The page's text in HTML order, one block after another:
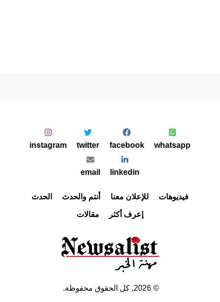
©
2026, كل الحقوق محفوظة.
فيديوهات للإعلان معنا أنتم والحدث
الحدث
إعرف أكثر
مقالات
whatsapp
facebook
twitter
instagram
linkedin
email